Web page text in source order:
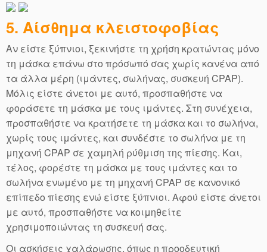
5. Αίσθημα κλειστοφοβίας
Αν είστε ξύπνιοι, ξεκινήστε τη χρήση κρατώντας μόνο
τη μάσκα επάνω στο πρόσωπό σας χωρίς κανένα από
τα άλλα μέρη (ιμάντες, σωλήνας, συσκευή CPAP).
Μόλις είστε άνετoι με αυτό, προσπαθήστε να
φοράσετε τη μάσκα με τους ιμάντες. Στη συνέχεια,
προσπαθήστε να κρατήσετε τη μάσκα και το σωλήνα,
χωρίς τους ιμάντες, και συνδέστε το σωλήνα με τη
μηχανή CPAP σε χαμηλή ρύθμιση της πίεσης. Και,
τέλος, φορέστε τη μάσκα με τους ιμάντες και το
σωλήνα ενωμένο με τη μηχανή CPAP σε κανονικό
επίπεδο πίεσης ενώ είστε ξύπνιοι. Αφού είστε άνετοι
με αυτό, προσπαθήστε να κοιμηθείτε
χρησιμοποιώντας τη συσκευή σας.
Οι ασκήσεις χαλάρωσης, όπως η προοδευτική